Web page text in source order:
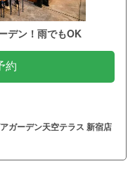
デン！雨でもOK
約
ガーデン天空テラス 新宿店